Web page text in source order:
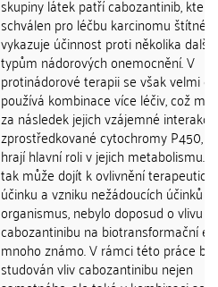
skupiny látek patří cabozantinib,
schválen pro léčbu karcinomu štítné
vykazuje účinnost proti několika
typům nádorových onemocnění. V
protinádorové terapii se však velmi
používá kombinace více léčiv, což
za následek jejich vzájemné interakce
zprostředkované cytochromy P450,
hrají hlavní roli v jejich metabolismu.
tak může dojít k ovlivnění
účinku a vzniku nežádoucích účinků
organismus, nebylo doposud o vlivu
cabozantinibu na biotransformační
mnoho známo. V rámci této práce
studován vliv cabozantinibu nejen